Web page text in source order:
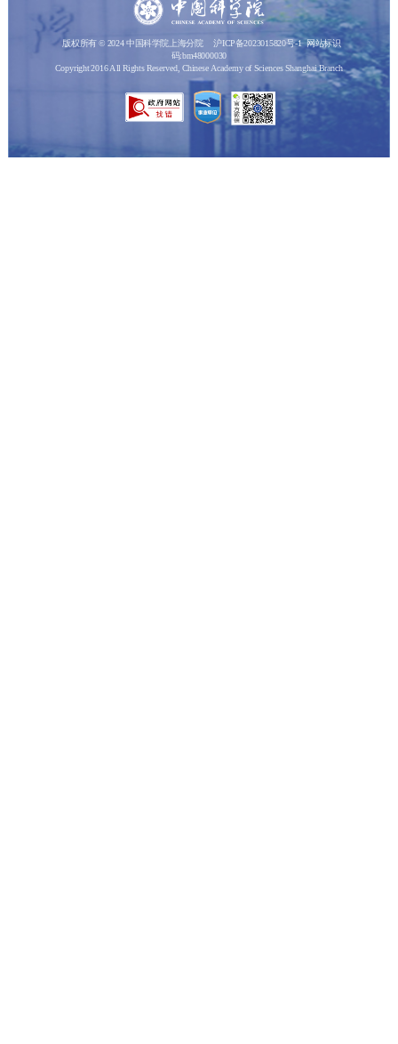
版权所有 © 2024 中国科学院上海分院 沪ICP备2023015820号-1 网站标识
码:bm48000030
Copyright 2016 All Rights Reserved, Chinese Academy of Sciences Shanghai Branch